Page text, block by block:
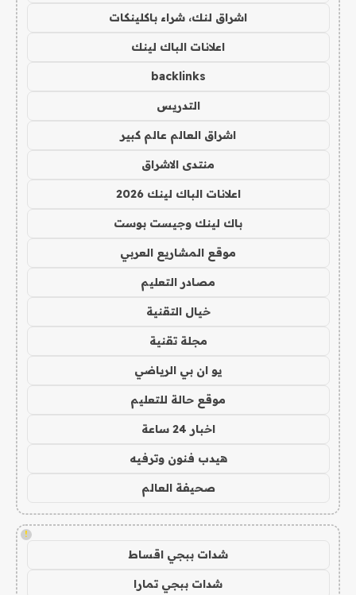
اشراق لنك، شراء باكلينكات
اعلانات الباك لينك
backlinks
التدريس
اشراق العالم عالم كبير
منتدى الاشراق
اعلانات الباك لينك 2026
باك لينك وجيست بوست
موقع المشاريع العربي
مصادر التعليم
خيال التقنية
مجلة تقنية
يو ان بي الرياضي
موقع حالة للتعليم
اخبار 24 ساعة
هيدب فنون وترفيه
صحيفة العالم
!
شدات ببجي اقساط
شدات ببجي تمارا